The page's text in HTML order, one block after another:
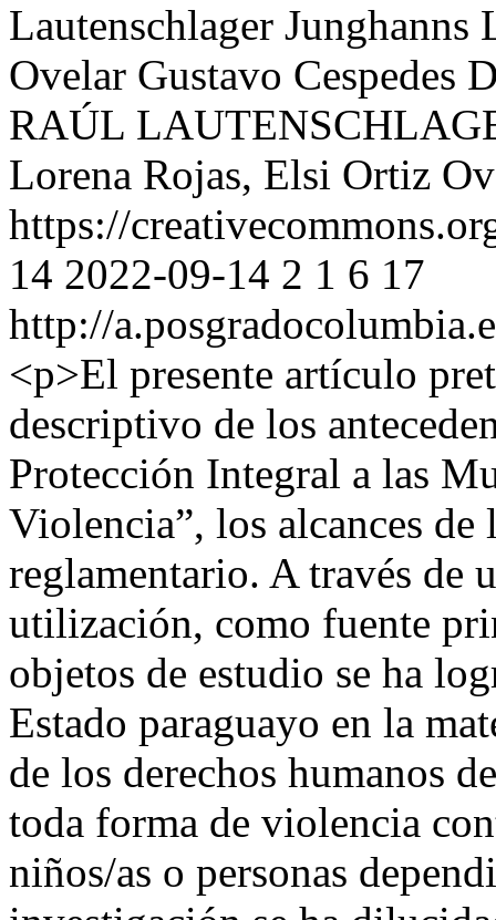
Lautenschlager Junghanns
Ovelar Gustavo Cespedes
RAÚL
Lorena Rojas, Elsi Ortiz
https://
14 2022-09-14 2 1 6 17
http://
<p>El presente artículo
descriptivo de los
Protección Integral a las
Violencia”, los alcances
reglamentario. A través de
utilización, como fuente
objetos de estudio se ha
Estado paraguayo en la
de los derechos humanos
toda forma de violencia
niños/as o personas